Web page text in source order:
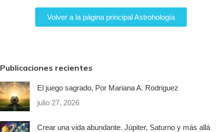
Volver a la página principal Astrohología
Publicaciones recientes
El juego sagrado, Por Mariana A. Rodriguez
julio 27, 2026
Crear una vida abundante. Júpiter, Saturno y más allá